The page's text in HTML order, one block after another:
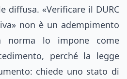
diffusa. «Verificare il DURC
non è un adempimento
norma lo impone come
perché la legge
chiede uno stato di